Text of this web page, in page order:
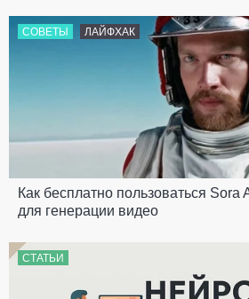
СОВЕТЫ ЛАЙФХАК
Как бесплатно пользоваться
для генерации видео
СТАТЬИ